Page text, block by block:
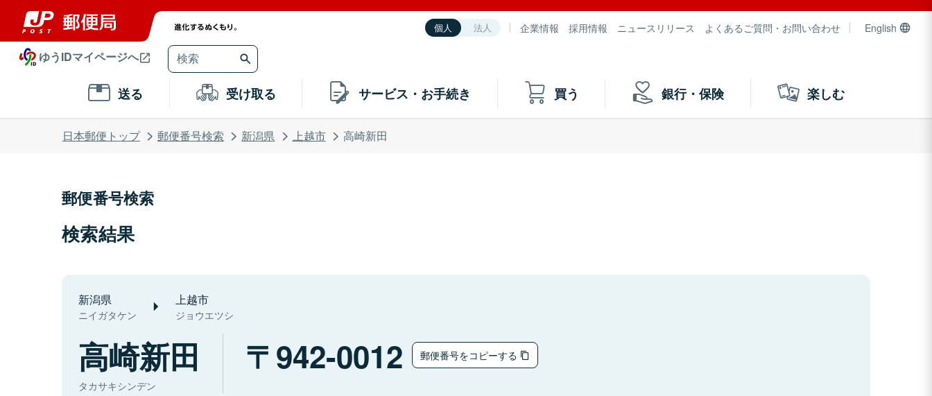
個人 法人 企業情報 採用情報 ニュースリリース よくあるご質問・お問い合わせ English
ゆうIDマイページへ
送る 受け取る サービス・お手続き 買う 銀行・保険 楽しむ
日本郵便トップ 郵便番号検索 新潟県 上越市 高崎新田
郵便番号検索
検索結果
新潟県
ニイガタケン
上越市
ジョウエツシ
高崎新田
タカサキシンデン
942-0012 郵便番号をコピーする